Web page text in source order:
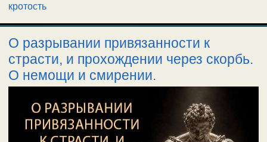
кротость
О разрывании привязанности к
страсти, и прохождении через скорбь.
О немощи и смирении.